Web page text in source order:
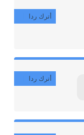
أترك ردا
أترك ردا